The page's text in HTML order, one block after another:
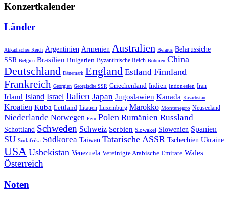
Konzertkalender
Länder
Akkadisches Reich Argentinien Armenien Australien Belarus Belarussiche
SSR Belgien Brasilien Bulgarien Byzantinische Reich Böhmen China
Deutschland Dänemark England Estland Finnland
Frankreich Georgien Georgische SSR Griechenland Indien Indonesien Iran
Irland Island Israel Italien Japan Jugoslawien Kanada Kasachstan
Kroatien Kuba Lettland Litauen Luxemburg Marokko Montenegro Neuseeland
Niederlande Norwegen Peru Polen Rumänien Russland
Schottland Schweden Schweiz Serbien Slowakei Slowenien Spanien
SU Südafrika Südkorea Taiwan Tatarische ASSR Tschechien Ukraine
USA Usbekistan Venezuela Vereinigte Arabische Emirate Wales
Österreich
Noten